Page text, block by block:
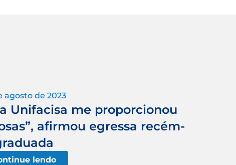
agosto de 2023
Unifacisa me proporcionou
afirmou egressa recém-
lendo